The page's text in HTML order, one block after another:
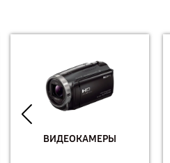
ВИДЕОКАМЕРЫ